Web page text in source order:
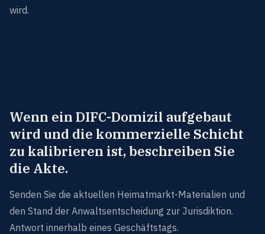
wird.
Wenn ein DIFC-Domizil aufgebaut
wird und die kommerzielle Schicht
zu kalibrieren ist, beschreiben Sie
die Akte.
Senden Sie die aktuellen Heimatmarkt-Materialien und
den Stand der Anwaltsentscheidung zur Jurisdiktion.
Antwort innerhalb eines Geschäftstags.